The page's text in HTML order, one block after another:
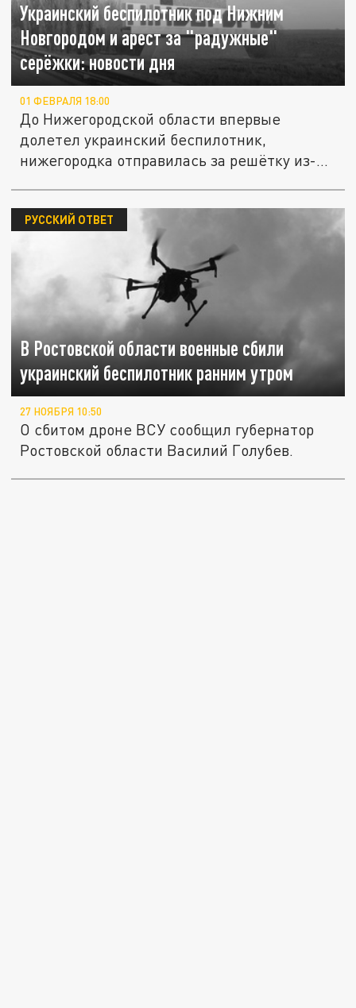
Украинский беспилотник под Нижним
Новгородом и арест за "радужные"
серёжки: новости дня
01 ФЕВРАЛЯ 18:00
До Нижегородской области впервые
долетел украинский беспилотник,
нижегородка отправилась за решётку из-
В Ростовской области военные сбили
украинский беспилотник ранним утром
РУССКИЙ ОТВЕТ
27 НОЯБРЯ 10:50
О сбитом дроне ВСУ сообщил губернатор
Ростовской области Василий Голубев.